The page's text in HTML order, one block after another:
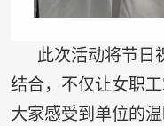
此次活动将节日
结合，不仅让女职
大家感受到单位的